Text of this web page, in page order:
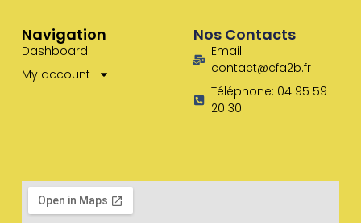
Navigation
Dashboard
My account
Nos Contacts
Email:
contact@cfa2b.fr
Téléphone: 04 95 59
20 30